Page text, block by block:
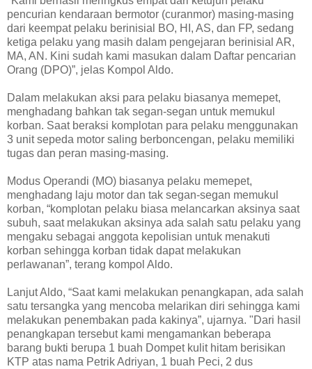
pencurian kendaraan bermotor (curanmor) masing-masing
dari keempat pelaku berinisial BO, HI, AS, dan FP, sedang
ketiga pelaku yang masih dalam pengejaran berinisial AR,
MA, AN. Kini sudah kami masukan dalam Daftar pencarian
Orang (DPO)”, jelas Kompol Aldo.
Dalam melakukan aksi para pelaku biasanya memepet,
menghadang bahkan tak segan-segan untuk memukul
korban. Saat beraksi komplotan para pelaku menggunakan
3 unit sepeda motor saling berboncengan, pelaku memiliki
tugas dan peran masing-masing.
Modus Operandi (MO) biasanya pelaku memepet,
menghadang laju motor dan tak segan-segan memukul
korban, “komplotan pelaku biasa melancarkan aksinya saat
subuh, saat melakukan aksinya ada salah satu pelaku yang
mengaku sebagai anggota kepolisian untuk menakuti
korban sehingga korban tidak dapat melakukan
perlawanan”, terang kompol Aldo.
Lanjut Aldo, “Saat kami melakukan penangkapan, ada salah
satu tersangka yang mencoba melarikan diri sehingga kami
melakukan penembakan pada kakinya”, ujarnya. "Dari hasil
penangkapan tersebut kami mengamankan beberapa
barang bukti berupa 1 buah Dompet kulit hitam berisikan
KTP atas nama Petrik Adriyan, 1 buah Peci, 2 dus